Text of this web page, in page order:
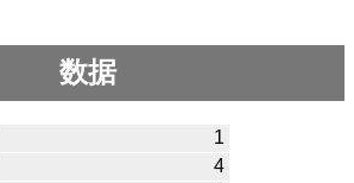
数据
1
4